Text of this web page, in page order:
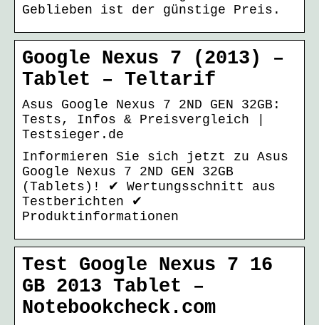
Geblieben ist der günstige Preis.
Google Nexus 7 (2013) –
Tablet – Teltarif
Asus Google Nexus 7 2ND GEN 32GB:
Tests, Infos & Preisvergleich |
Testsieger.de
Informieren Sie sich jetzt zu Asus
Google Nexus 7 2ND GEN 32GB
(Tablets)! ✔ Wertungsschnitt aus
Testberichten ✔
Produktinformationen
Test Google Nexus 7 16
GB 2013 Tablet –
Notebookcheck.com